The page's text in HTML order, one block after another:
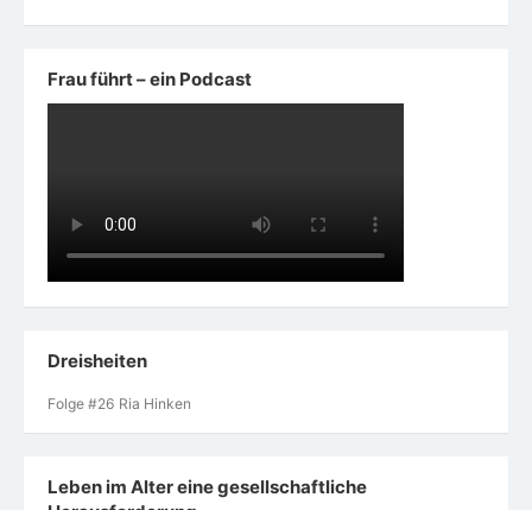
Frau führt – ein Podcast
Dreisheiten
Folge #26 Ria Hinken
Leben im Alter eine gesellschaftliche